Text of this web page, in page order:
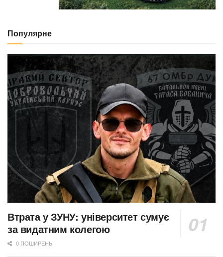
Популярне
Втрата у ЗУНУ: університет сумує
за видатним колегою
0 ПОШИРЕНЬ